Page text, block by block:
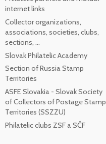
internet links
Collector organizations,
associations, societies, clubs,
sections, ...
Slovak Philatelic Academy
Section of Russia Stamp
Territories
ASFE Slovakia - Slovak Society
of Collectors of Postage Stamp
Territories (SSZZU)
Philatelic clubs ZSF a SČF